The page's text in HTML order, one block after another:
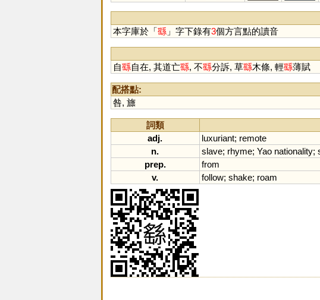
本字庫於「繇」字下錄有3個方言點的讀音
自繇自在, 其道亡繇, 不繇分訴, 草繇木條, 輕繇薄賦
配搭點:
咎, 旚
詞類
adj.
luxuriant; remote
n.
slave; rhyme; Yao nationality;
prep.
from
v.
follow; shake; roam